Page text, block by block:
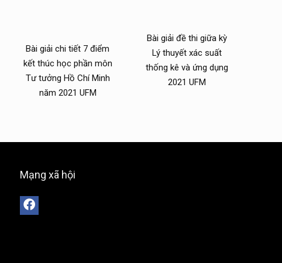
Bài giải chi tiết 7 điểm
kết thúc học phần môn
Tư tưởng Hồ Chí Minh
năm 2021 UFM
Bài giải đề thi giữa kỳ
Lý thuyết xác suất
thống kê và ứng dụng
2021 UFM
Mạng xã hội